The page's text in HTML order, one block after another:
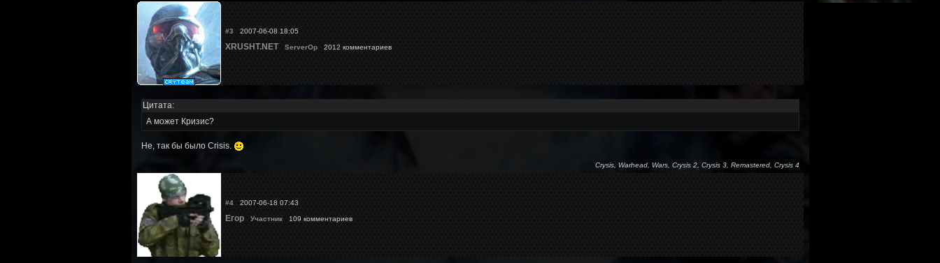
#3 2007-06-08 18:05
XRUSHT.NET ServerOp2012 комментариев
Цитата:
А может Кризис?
Не, так бы было Crisis.
Crysis, Warhead, Wars, Crysis 2, Crysis 3, Remastered, Crysis 4
#42007-06-18 07:43
Егор Участник109 комментариев